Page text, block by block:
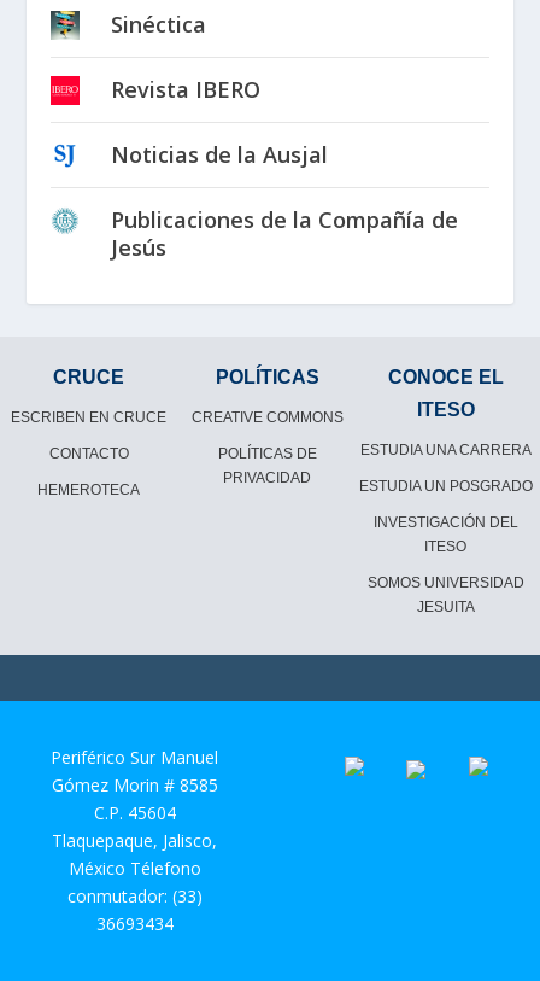
Sinéctica
Revista IBERO
Noticias de la Ausjal
Publicaciones de la Compañía de
Jesús
CRUCE
ESCRIBEN EN CRUCE
CONTACTO
HEMEROTECA
POLÍTICAS
CREATIVE COMMONS
POLÍTICAS DE
PRIVACIDAD
CONOCE EL
ITESO
ESTUDIA UNA CARRERA
ESTUDIA UN POSGRADO
INVESTIGACIÓN DEL
ITESO
SOMOS UNIVERSIDAD
JESUITA
Periférico Sur Manuel
Gómez Morin # 8585
C.P. 45604
Tlaquepaque, Jalisco,
México Télefono
conmutador: (33)
36693434